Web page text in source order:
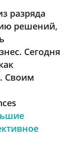
разряда
решений,
Сегодня
Своим